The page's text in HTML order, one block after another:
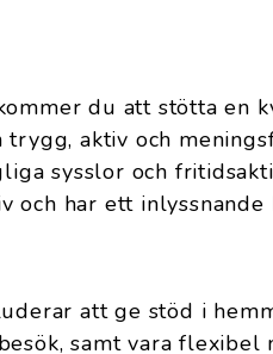
du att stötta en
trygg, aktiv och
sysslor och
och har ett inlyssnande
att ge stöd i
samt vara flexibel